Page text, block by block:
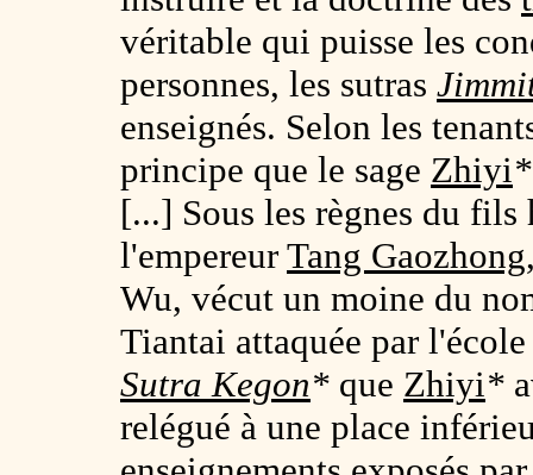
véritable qui puisse les
personnes, les sutras
enseignés. Selon les
principe que le sage Zhiyi
[...] Sous les règnes du fils
l'empereur Tang Gaozhong
Wu, vécut un moine du
Tiantai attaquée par
Sutra Kegon* que Zhiyi*
relégué à une place